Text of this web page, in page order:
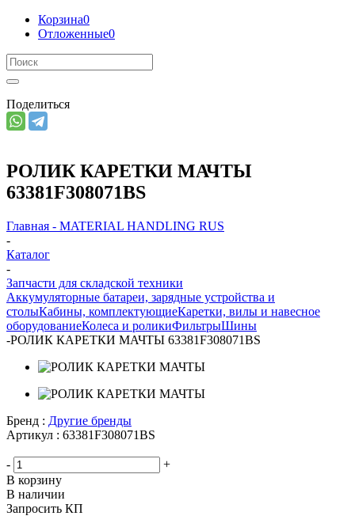
Корзина0
Отложенные0
Поделиться
РОЛИК КАРЕТКИ МАЧТЫ
63381F308071BS
Главная - MATERIAL HANDLING RUS
-
Каталог
-
Запчасти для складской техники
Аккумуляторные батареи, зарядные устройства и
столыКабины, комплектующиеКаретки, вилы и навесное
оборудованиеКолеса и роликиФильтрыШины
-РОЛИК КАРЕТКИ МАЧТЫ 63381F308071BS
Бренд : Другие бренды
Артикул : 63381F308071BS
-
+
В корзину
В наличии
Запросить КП